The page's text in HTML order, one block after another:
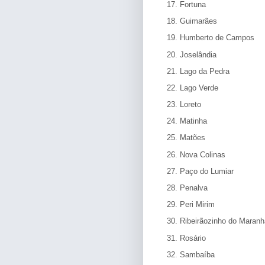
17. Fortuna
18. Guimarães
19. Humberto de Campos
20. Joselândia
21. Lago da Pedra
22. Lago Verde
23. Loreto
24. Matinha
25. Matões
26. Nova Colinas
27. Paço do Lumiar
28. Penalva
29. Peri Mirim
30. Ribeirãozinho do
31. Rosário
32. Sambaíba